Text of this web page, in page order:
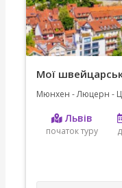
Мої
Мюнхен - Люцерн -
Львів
початок туру